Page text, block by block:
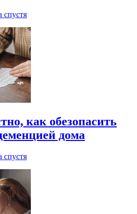
спустя
как обезопасить
дома
спустя